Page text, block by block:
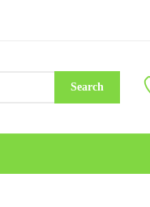
Search